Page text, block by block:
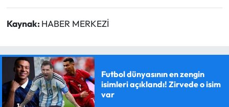
Kaynak: HABER MERKEZİ
Futbol dünyasının en zengin
isimleri açıklandı! Zirvede o isim
var